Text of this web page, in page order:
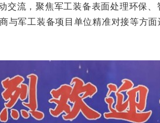
流，聚焦军工装备表面处理环保、
与军工装备项目单位精准对接等方